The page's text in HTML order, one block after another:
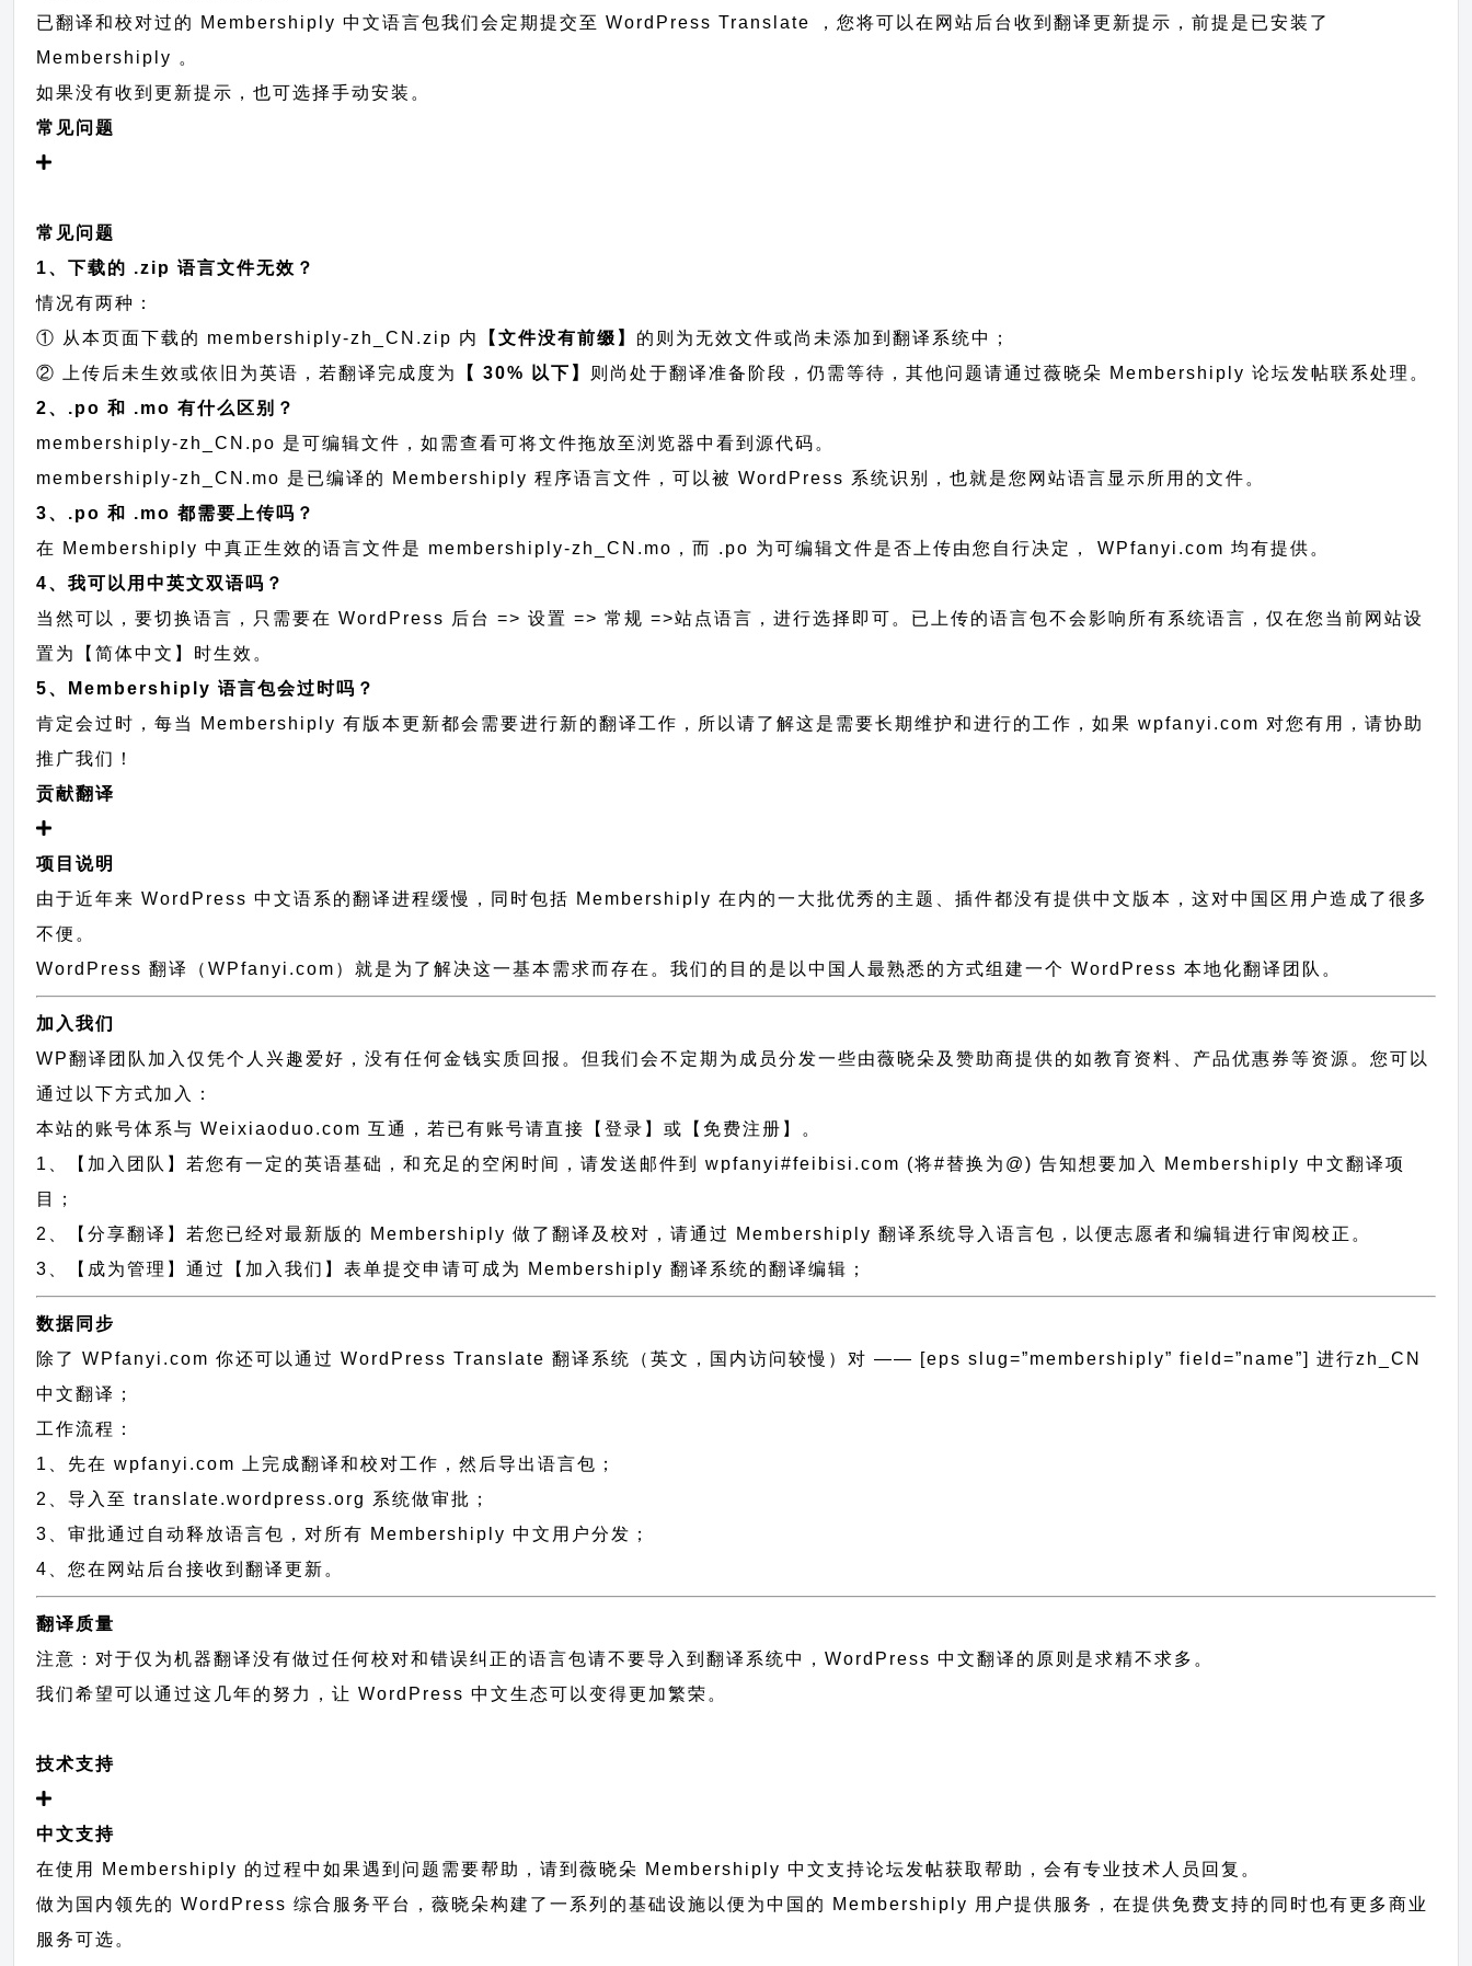
已翻译和校对过的 Membershiply 中文语言包我们会定期提交至 WordPress Translate ，您将可以在网站后台收到翻译更新提示，前提是已安装了
Membershiply 。
如果没有收到更新提示，也可选择手动安装。
常见问题
常见问题
1、下载的 .zip 语言文件无效？
情况有两种：
① 从本页面下载的 membershiply-zh_CN.zip 内
【文件没有前缀】 的则为无效文件或尚未添加到翻译系统中；
② 上传后未生效或依旧为英语，若翻译完成度为
【 30% 以下】 则尚处于翻译准备阶段，仍需等待，其他问题请通过薇晓朵 Membershiply 论坛发帖联系处理。
2、.po 和 .mo 有什么区别？
membershiply-zh_CN.po 是可编辑文件，如需查看可将文件拖放至浏览器中看到源代码。
membershiply-zh_CN.mo 是已编译的 Membershiply 程序语言文件，可以被 WordPress 系统识别，也就是您网站语言显示所用的文件。
3、.po 和 .mo 都需要上传吗？
在 Membershiply 中真正生效的语言文件是 membershiply-zh_CN.mo，而 .po 为可编辑文件是否上传由您自行决定， WPfanyi.com 均有提供。
4、我可以用中英文双语吗？
当然可以，要切换语言，只需要在 WordPress 后台 => 设置 => 常规 =>站点语言，进行选择即可。已上传的语言包不会影响所有系统语言，仅在您当前网站设
置为【简体中文】时生效。
5、Membershiply 语言包会过时吗？
肯定会过时，每当 Membershiply 有版本更新都会需要进行新的翻译工作，所以请了解这是需要长期维护和进行的工作，如果 wpfanyi.com 对您有用，请协助
推广我们！
贡献翻译
项目说明
由于近年来 WordPress 中文语系的翻译进程缓慢，同时包括 Membershiply 在内的一大批优秀的主题、插件都没有提供中文版本，这对中国区用户造成了很多
不便。
WordPress 翻译（WPfanyi.com） 就是为了解决这一基本需求而存在。我们的目的是以中国人最熟悉的方式组建一个 WordPress 本地化翻译团队。
加入我们
WP翻译团队加入仅凭个人兴趣爱好，没有任何金钱实质回报。但我们会不定期为成员分发一些由薇晓朵及赞助商提供的如教育资料、产品优惠券等资源。您可以
通过以下方式加入：
本站的账号体系与Weixiaoduo.com 互通，若已有账号请直接【登录】或【免费注册】。
1、【加入团队】若您有一定的英语基础，和充足的空闲时间，请发送邮件到 wpfanyi#feibisi.com (将#替换为@) 告知想要加入 Membershiply 中文翻译项
目；
2、【分享翻译】若您已经对最新版的 Membershiply 做了翻译及校对，请通过 Membershiply 翻译系统导入语言包，以便志愿者和编辑进行审阅校正。
3、【成为管理】通过【加入我们】表单提交申请可成为 Membershiply 翻译系统的翻译编辑；
数据同步
除了 WPfanyi.com 你还可以通过WordPress Translate 翻译系统（英文，国内访问较慢）对 —— [eps slug=”membershiply” field=”name”]进行zh_CN
中文翻译；
工作流程：
1、先在 wpfanyi.com 上完成翻译和校对工作，然后导出语言包；
2、导入至 translate.wordpress.org 系统做审批；
3、审批通过自动释放语言包，对所有 Membershiply 中文用户分发；
4、您在网站后台接收到翻译更新。
翻译质量
注意：对于仅为机器翻译没有做过任何校对和错误纠正的语言包请不要导入到翻译系统中，WordPress 中文翻译的原则 是求精不求多。
我们希望可以通过这几年的努力，让 WordPress 中文生态可以变得更加繁荣。
技术支持
中文支持
在使用 Membershiply 的过程中如果遇到问题需要帮助，请到薇晓朵 Membershiply 中文支持论坛发帖获取帮助，会有专业技术人员回复。
做为国内领先的 WordPress 综合服务平台，薇晓朵构建了一系列的基础设施以便为中国的 Membershiply 用户提供服务，在提供免费支持的同时也有更多商业
服务可选。